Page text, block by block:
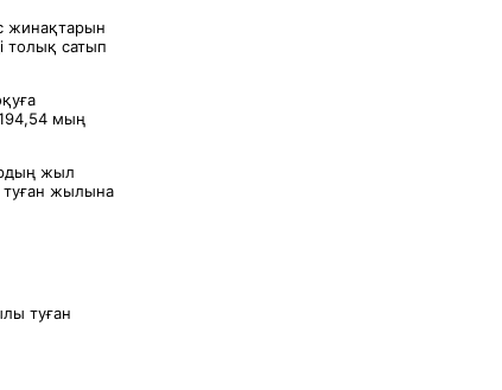
жинақтарын
толық сатып
мың
жыл
туған жылына
туған